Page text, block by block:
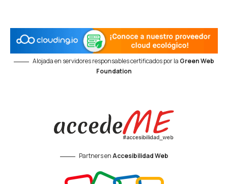
Alojada en servidores responsables certificados por la Green Web
Foundation
Partners enAccesibilidad Web